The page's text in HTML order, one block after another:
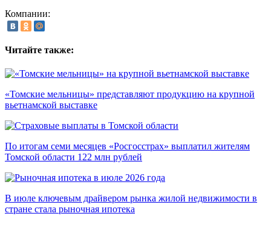
Компании:
Читайте также:
«Томские мельницы» представляют продукцию на крупной
вьетнамской выставке
По итогам семи месяцев «Росгосстрах» выплатил жителям
Томской области 122 млн рублей
В июле ключевым драйвером рынка жилой недвижимости в
стране стала рыночная ипотека